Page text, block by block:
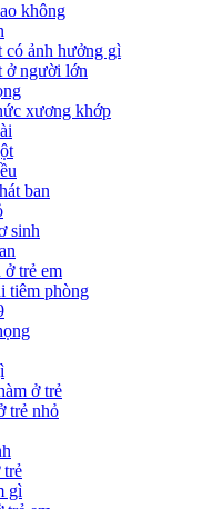
không
có ảnh hưởng gì
ở người lớn
xương khớp
ban
sinh
ở trẻ em
tiêm phòng
ở trẻ
trẻ nhỏ
trẻ
gì